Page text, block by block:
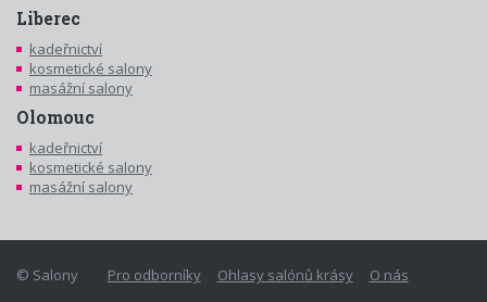
Liberec
kadeřnictví
kosmetické salony
masážní salony
Olomouc
kadeřnictví
kosmetické salony
masážní salony
Pro odborníky Ohlasy salónů krásy
O nás
© Salony